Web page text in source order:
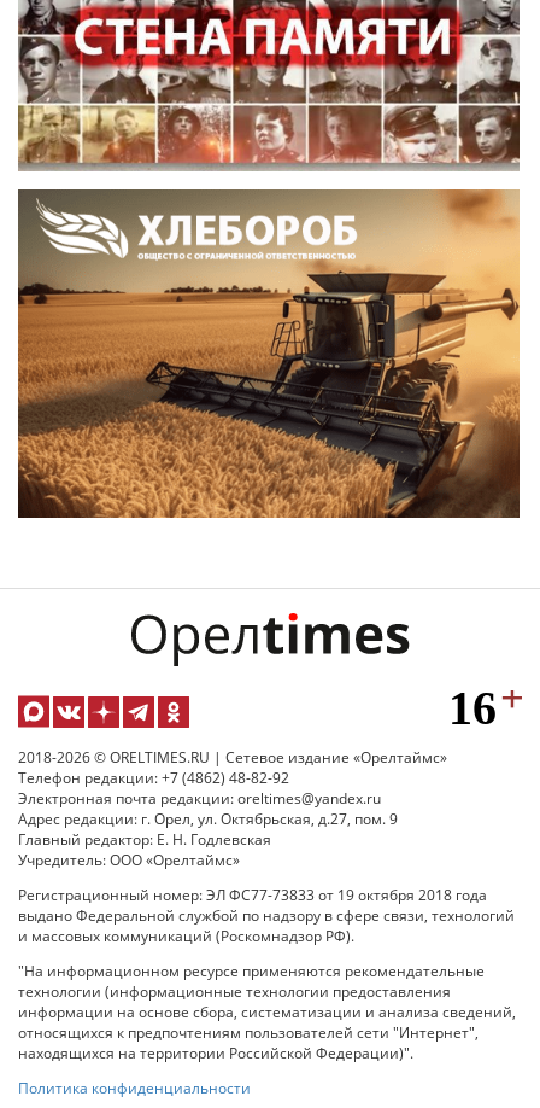
2018-2026 © ORELTIMES.RU | Сетевое издание «Орелтаймс»
Телефон редакции: +7 (4862) 48-82-92
Электронная почта редакции: oreltimes@yandex.ru
Адрес редакции: г. Орел, ул. Октябрьская, д.27, пом. 9
Главный редактор: Е. Н. Годлевская
Учредитель: ООО «Орелтаймс»
Регистрационный номер: ЭЛ ФС77-73833 от 19 октября 2018 года
выдано Федеральной службой по надзору в сфере связи, технологий
и массовых коммуникаций (Роскомнадзор РФ).
"На информационном ресурсе применяются рекомендательные
технологии (информационные технологии предоставления
информации на основе сбора, систематизации и анализа сведений,
относящихся к предпочтениям пользователей сети "Интернет",
находящихся на территории Российской Федерации)".
Политика конфиденциальности